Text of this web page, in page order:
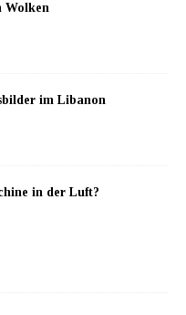
Wolken
im Libanon
in der Luft?